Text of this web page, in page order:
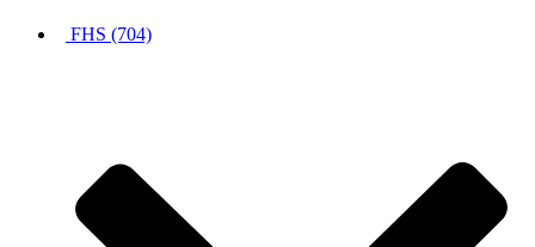
FHS (704)